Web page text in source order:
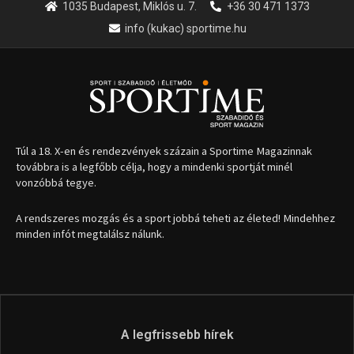
1035 Budapest, Miklós u. 7.
+36 30 471 1373
info (kukac) sportime.hu
Túl a 18. X-en és rendezvények százain a Sportime Magazinnak
továbbra is a legfőbb célja, hogy a mindenki sportját minél
vonzóbbá tegye.
A rendszeres mozgás és a sport jobbá teheti az életed! Mindehhez
minden infót megtalálsz nálunk.
A legfrissebb hírek